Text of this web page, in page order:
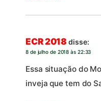
ECR 2018 disse:
8 de julho de 2018 às 22:33
Essa situação do
inveja que tem do